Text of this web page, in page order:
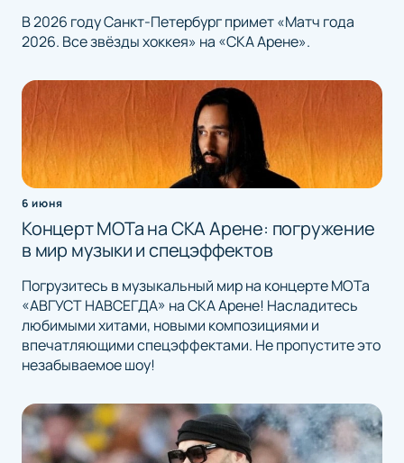
В 2026 году Санкт-Петербург примет «Матч года
2026. Все звёзды хоккея» на «СКА Арене».
6 июня
Концерт МОТа на СКА Арене: погружение
в мир музыки и спецэффектов
Погрузитесь в музыкальный мир на концерте МОТа
«АВГУСТ НАВСЕГДА» на СКА Арене! Насладитесь
любимыми хитами, новыми композициями и
впечатляющими спецэффектами. Не пропустите это
незабываемое шоу!